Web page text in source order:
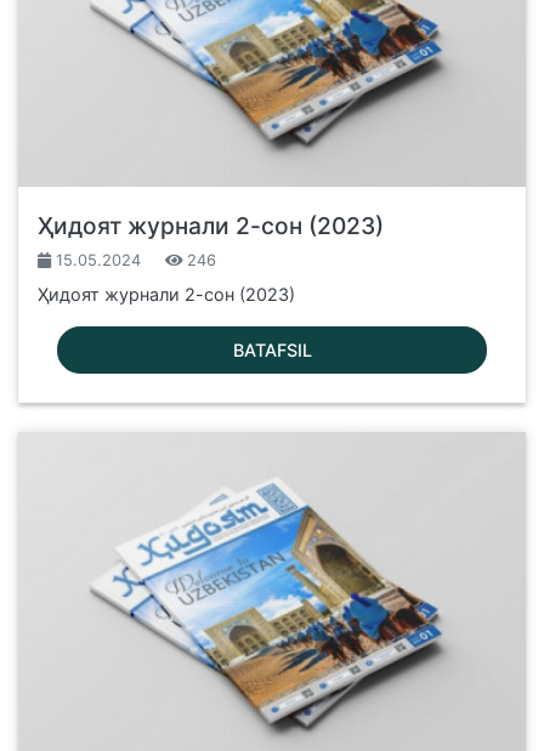
Ҳидоят журнали 2-сон (2023)
15.05.2024 246
Ҳидоят журнали 2-сон (2023)
BATAFSIL